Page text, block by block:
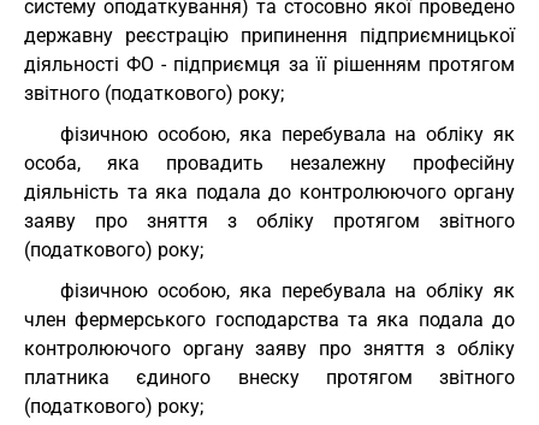
систему оподаткування) та стосовно якої проведено
державну реєстрацію припинення підприємницької
діяльності ФО - підприємця за її рішенням протягом
звітного (податкового) року;
фізичною особою, яка перебувала на обліку як
особа, яка провадить незалежну професійну
діяльність та яка подала до контролюючого органу
заяву про зняття з обліку протягом звітного
(податкового) року;
фізичною особою, яка перебувала на обліку як
член фермерського господарства та яка подала до
контролюючого органу заяву про зняття з обліку
платника єдиного внеску протягом звітного
(податкового) року;